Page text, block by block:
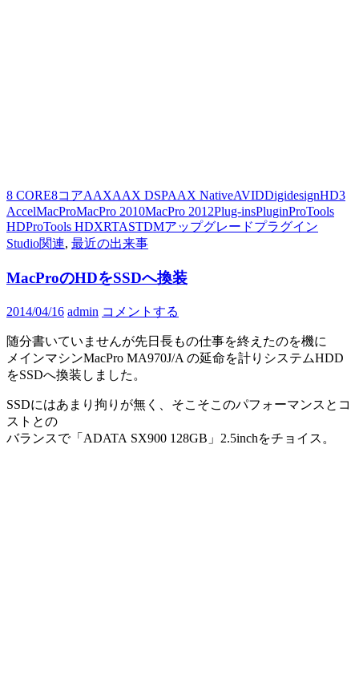
8 CORE8コアAAXAAX DSPAAX NativeAVIDDigidesignHD3
AccelMacProMacPro 2010MacPro 2012Plug-insPluginProTools
HDProTools HDXRTASTDMアップグレードプラグイン
Studio関連, 最近の出来事
MacProのHDをSSDへ換装
2014/04/16 admin コメントする
随分書いていませんが先日長もの仕事を終えたのを機に
メインマシンMacPro MA970J/A の延命を計りシステムHDD
をSSDへ換装しました。
SSDにはあまり拘りが無く、そこそこのパフォーマンスとコ
ストとの
バランスで「ADATA SX900 128GB」2.5inchをチョイス。